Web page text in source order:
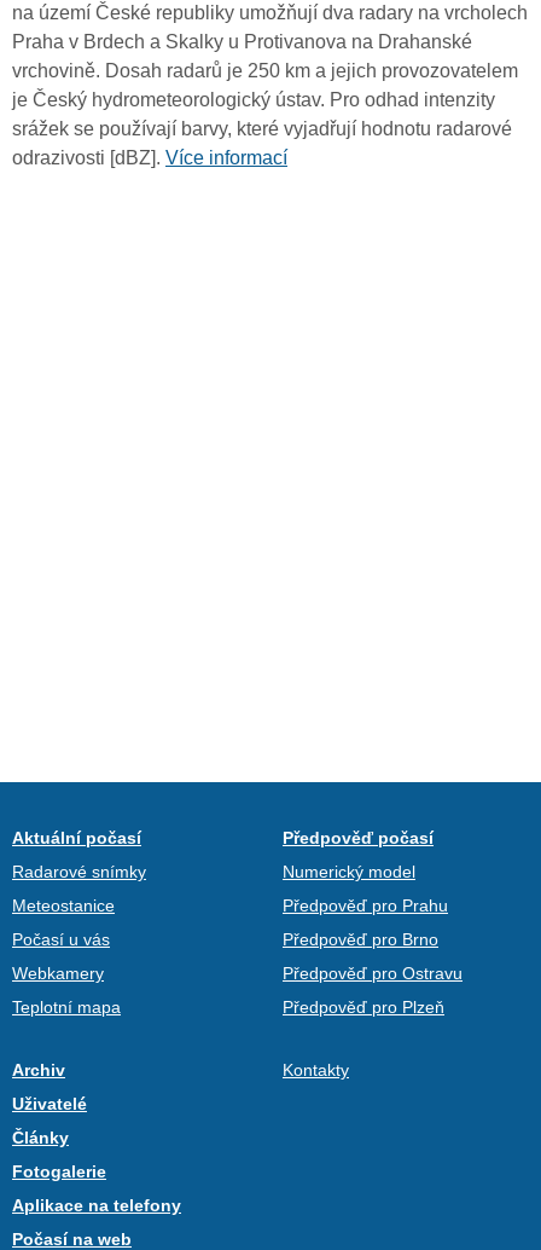
na území České republiky umožňují dva radary na vrcholech
Praha v Brdech a Skalky u Protivanova na Drahanské
vrchovině. Dosah radarů je 250 km a jejich provozovatelem
je Český hydrometeorologický ústav. Pro odhad intenzity
srážek se používají barvy, které vyjadřují hodnotu radarové
odrazivosti [dBZ]. Více informací
Aktuální počasí
Radarové snímky
Meteostanice
Počasí u vás
Webkamery
Teplotní mapa
Předpověď počasí
Numerický model
Předpověď pro Prahu
Předpověď pro Brno
Předpověď pro Ostravu
Předpověď pro Plzeň
Archiv
Uživatelé
Články
Fotogalerie
Aplikace na telefony
Počasí na web
Kontakty